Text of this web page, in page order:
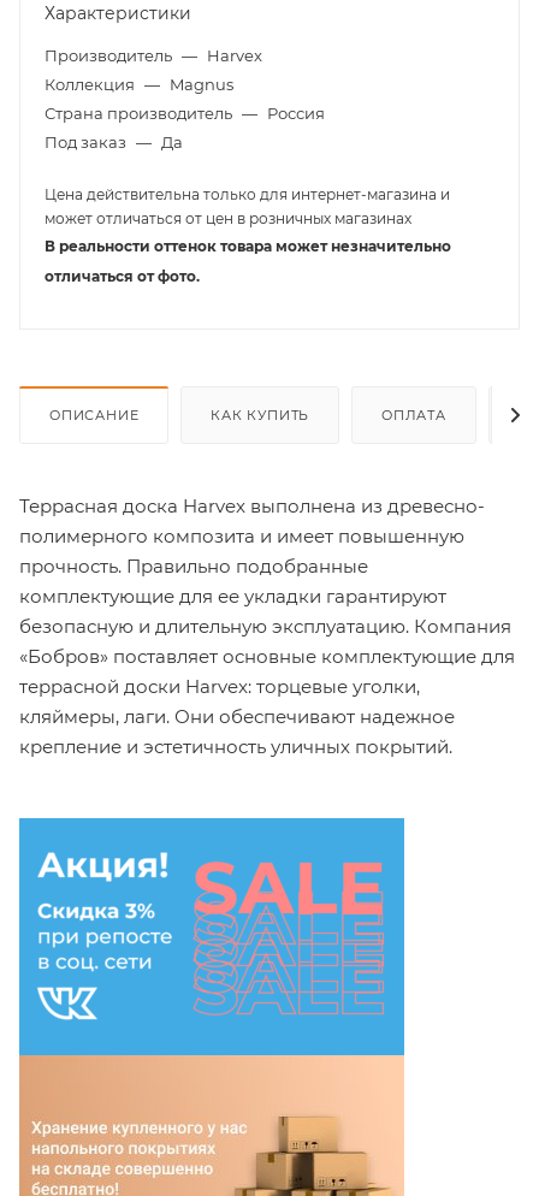
Характеристики
Производитель — Harvex
Коллекция — Magnus
Страна производитель — Россия
Под заказ — Да
Цена действительна только для интернет-магазина и
может отличаться от цен в розничных магазинах
В реальности оттенок товара может незначительно
отличаться от фото.
ОПИСАНИЕ КАК КУПИТЬ ОПЛАТА
Террасная доска Harvex выполнена из древесно-
полимерного композита и имеет повышенную
прочность. Правильно подобранные
комплектующие для ее укладки гарантируют
безопасную и длительную эксплуатацию. Компания
«Бобров» поставляет основные комплектующие для
террасной доски Harvex: торцевые уголки,
кляймеры, лаги. Они обеспечивают надежное
крепление и эстетичность уличных покрытий.